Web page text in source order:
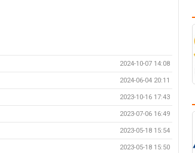
2024-10-07 14:08
2024-06-04 20:11
2023-10-16 17:43
2023-07-06 16:49
2023-05-18 15:54
2023-05-18 15:50